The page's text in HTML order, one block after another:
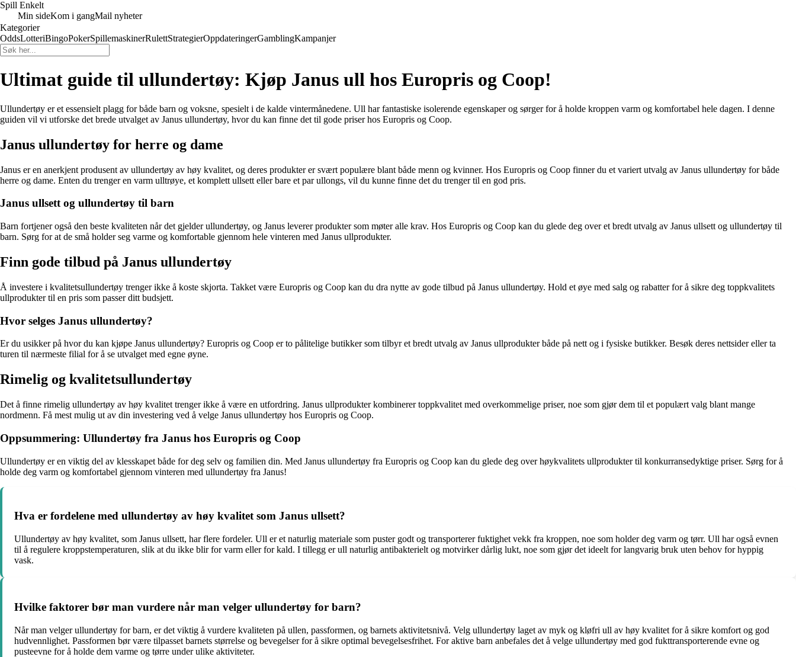
Spill Enkelt
Min sideKom i gangMail nyheter
Kategorier
OddsLotteriBingoPokerSpillemaskinerRulettStrategierOppdateringerGamblingKampanjer
Ultimat guide til ullundertøy: Kjøp Janus ull hos Europris og Coop!
Ullundertøy er et essensielt plagg for både barn og voksne, spesielt i de kalde vintermånedene. Ull har fantastiske isolerende egenskaper og sørger for å holde kroppen varm og komfortabel hele dagen. I denne
guiden vil vi utforske det brede utvalget av Janus ullundertøy, hvor du kan finne det til gode priser hos Europris og Coop.
Janus ullundertøy for herre og dame
Janus er en anerkjent produsent av ullundertøy av høy kvalitet, og deres produkter er svært populære blant både menn og kvinner. Hos Europris og Coop finner du et variert utvalg av Janus ullundertøy for både
herre og dame. Enten du trenger en varm ulltrøye, et komplett ullsett eller bare et par ullongs, vil du kunne finne det du trenger til en god pris.
Janus ullsett og ullundertøy til barn
Barn fortjener også den beste kvaliteten når det gjelder ullundertøy, og Janus leverer produkter som møter alle krav. Hos Europris og Coop kan du glede deg over et bredt utvalg av Janus ullsett og ullundertøy til
barn. Sørg for at de små holder seg varme og komfortable gjennom hele vinteren med Janus ullprodukter.
Finn gode tilbud på Janus ullundertøy
Å investere i kvalitetsullundertøy trenger ikke å koste skjorta. Takket være Europris og Coop kan du dra nytte av gode tilbud på Janus ullundertøy. Hold et øye med salg og rabatter for å sikre deg toppkvalitets
ullprodukter til en pris som passer ditt budsjett.
Hvor selges Janus ullundertøy?
Er du usikker på hvor du kan kjøpe Janus ullundertøy? Europris og Coop er to pålitelige butikker som tilbyr et bredt utvalg av Janus ullprodukter både på nett og i fysiske butikker. Besøk deres nettsider eller ta
turen til nærmeste filial for å se utvalget med egne øyne.
Rimelig og kvalitetsullundertøy
Det å finne rimelig ullundertøy av høy kvalitet trenger ikke å være en utfordring. Janus ullprodukter kombinerer toppkvalitet med overkommelige priser, noe som gjør dem til et populært valg blant mange
nordmenn. Få mest mulig ut av din investering ved å velge Janus ullundertøy hos Europris og Coop.
Oppsummering: Ullundertøy fra Janus hos Europris og Coop
Ullundertøy er en viktig del av klesskapet både for deg selv og familien din. Med Janus ullundertøy fra Europris og Coop kan du glede deg over høykvalitets ullprodukter til konkurransedyktige priser. Sørg for å
holde deg varm og komfortabel gjennom vinteren med ullundertøy fra Janus!
Hva er fordelene med ullundertøy av høy kvalitet som Janus ullsett?
Ullundertøy av høy kvalitet, som Janus ullsett, har flere fordeler. Ull er et naturlig materiale som puster godt og transporterer fuktighet vekk fra kroppen, noe som holder deg varm og tørr. Ull har også evnen
til å regulere kroppstemperaturen, slik at du ikke blir for varm eller for kald. I tillegg er ull naturlig antibakterielt og motvirker dårlig lukt, noe som gjør det ideelt for langvarig bruk uten behov for hyppig
vask.
Hvilke faktorer bør man vurdere når man velger ullundertøy for barn?
Når man velger ullundertøy for barn, er det viktig å vurdere kvaliteten på ullen, passformen, og barnets aktivitetsnivå. Velg ullundertøy laget av myk og kløfri ull av høy kvalitet for å sikre komfort og god
hudvennlighet. Passformen bør være tilpasset barnets størrelse og bevegelser for å sikre optimal bevegelsesfrihet. For aktive barn anbefales det å velge ullundertøy med god fukttransporterende evne og
pusteevne for å holde dem varme og tørre under ulike aktiviteter.